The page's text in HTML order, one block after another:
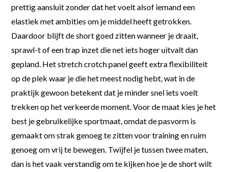
prettig aansluit zonder dat het voelt alsof iemand een
elastiek met ambities om je middel heeft getrokken.
Daardoor blijft de short goed zitten wanneer je draait,
sprawl-t of een trap inzet die net iets hoger uitvalt dan
gepland. Het stretch crotch panel geeft extra flexibiliteit
op de plek waar je die het meest nodig hebt, wat in de
praktijk gewoon betekent dat je minder snel iets voelt
trekken op het verkeerde moment. Voor de maat kies je het
best je gebruikelijke sportmaat, omdat de pasvorm is
gemaakt om strak genoeg te zitten voor training en ruim
genoeg om vrij te bewegen. Twijfel je tussen twee maten,
dan is het vaak verstandig om te kijken hoe je de short wilt